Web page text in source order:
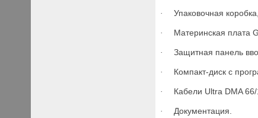
· Упаковочная коробка,
· Материнская плата
· Защитная панель
· Компакт-диск с
· Кабели Ultra DMA 66/
· Документация.